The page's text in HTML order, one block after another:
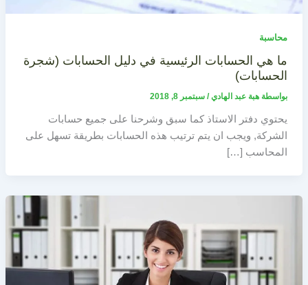
محاسبة
ما هي الحسابات الرئيسية في دليل الحسابات (شجرة
الحسابات)
بواسطة هبة عبد الهادي/ سبتمبر 8, 2018
يحتوي دفتر الاستاذ كما سبق وشرحنا على جميع حسابات
الشركة, ويجب ان يتم ترتيب هذه الحسابات بطريقة تسهل على
المحاسب […]